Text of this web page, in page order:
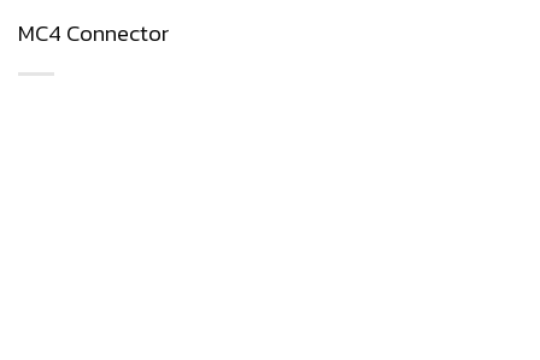
MC4 Connector